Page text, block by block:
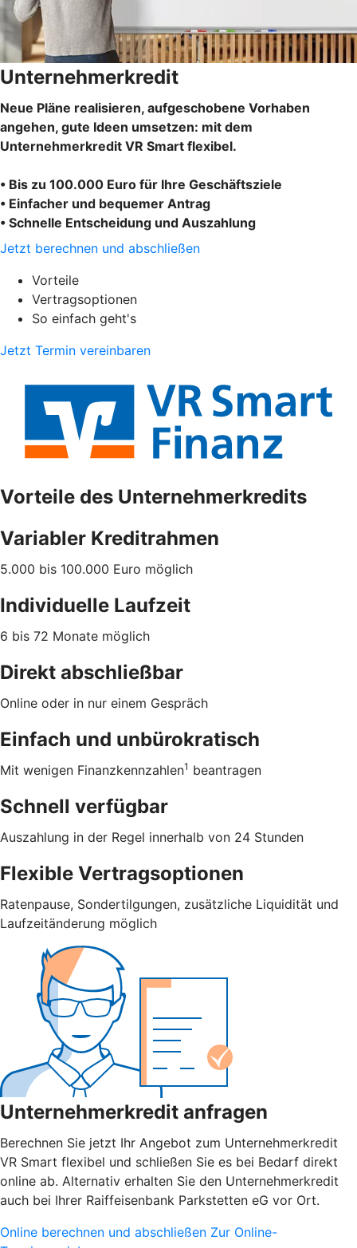
Unternehmerkredit
Neue Pläne realisieren, aufgeschobene Vorhaben
angehen, gute Ideen umsetzen: mit dem
Unternehmerkredit VR Smart flexibel.
• Bis zu 100.000 Euro für Ihre Geschäftsziele
• Einfacher und bequemer Antrag
• Schnelle Entscheidung und Auszahlung
Jetzt berechnen und abschließen
Vorteile
Vertragsoptionen
So einfach geht's
Jetzt Termin vereinbaren
Vorteile des Unternehmerkredits
Variabler Kreditrahmen
5.000 bis 100.000 Euro möglich
Individuelle Laufzeit
6 bis 72 Monate möglich
Direkt abschließbar
Online oder in nur einem Gespräch
Einfach und unbürokratisch
Mit wenigen Finanzkennzahlen1 beantragen
Schnell verfügbar
Auszahlung in der Regel innerhalb von 24 Stunden
Flexible Vertragsoptionen
Ratenpause, Sondertilgungen, zusätzliche Liquidität und
Laufzeitänderung möglich
Unternehmerkredit anfragen
Berechnen Sie jetzt Ihr Angebot zum Unternehmerkredit
VR Smart flexibel und schließen Sie es bei Bedarf direkt
online ab. Alternativ erhalten Sie den Unternehmerkredit
auch bei Ihrer Raiffeisenbank Parkstetten eG vor Ort.
Online berechnen und abschließen Zur Online-